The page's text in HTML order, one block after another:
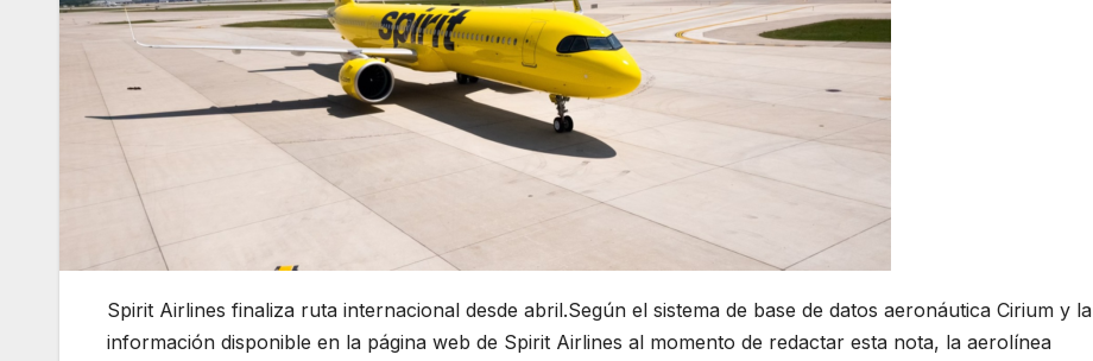
Spirit Airlines finaliza ruta internacional desde abril.Según el sistema de base de datos aeronáutica Cirium y la
información disponible en la página web de Spirit Airlines al momento de redactar esta nota, la aerolínea